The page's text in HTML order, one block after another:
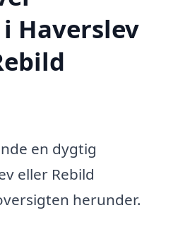
Haverslev
en dygtig
eller Rebild
herunder.